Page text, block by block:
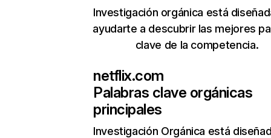
Investigación orgánica está
ayudarte a descubrir las mejores
clave de la competencia.
netflix.com
Palabras clave orgánicas
principales
Investigación Orgánica está